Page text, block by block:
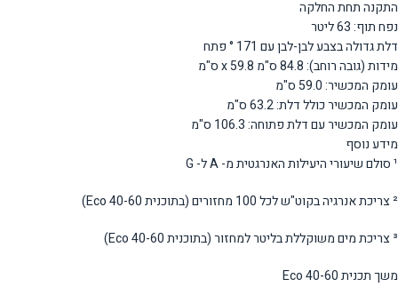
התקנה תחת החלקה
נפח תוף: 63 ליטר
דלת גדולה בצבע לבן-לבן עם 171 ° פתח
מידות (גובה רוחב): 84.8 ס"מ x 59.8 ס"מ
עומק המכשיר: 59.0 ס"מ
עומק המכשיר כולל דלת: 63.2 ס"מ
עומק המכשיר עם דלת פתוחה: 106.3 ס"מ
מידע נוסף
¹ סולם שיעורי היעילות האנרגטית מ- A ל- G
² צריכת אנרגיה בקוט"ש לכל 100 מחזורים (בתוכנית Eco 40-60)
³ צריכת מים משוקללת בליטר למחזור (בתוכנית Eco 40-60)
משך תכנית Eco 40-60